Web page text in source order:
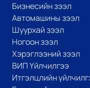
Бизнесийн зээл
Автомашины зээл
Шуурхай зээл
Ногоон зээл
Хэрэглээний зээл
ВИП Үйлчилгээ
Итгэлцлийн